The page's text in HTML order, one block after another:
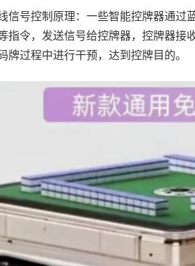
信号控制原理：一些智能控牌器通过
指令，发送信号给控牌器，控牌器接
牌过程中进行干预，达到控牌目的。